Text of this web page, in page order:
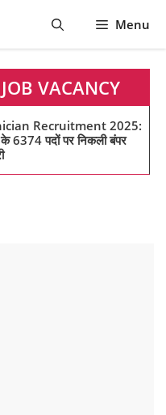
Menu
VACANCY
Recruitment 2025:
6374 पदों पर निकली बंपर